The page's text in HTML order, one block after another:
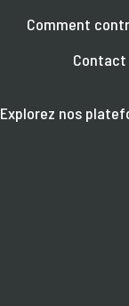
Comment
Contact
Explorez nos